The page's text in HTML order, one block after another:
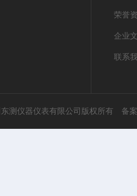
荣誉
企业
联系
测仪器仪表有限公司版权所有 备